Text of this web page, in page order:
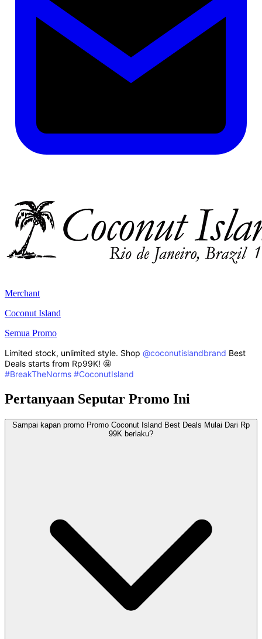
Merchant
Coconut Island
Semua Promo
Limited stock, unlimited style. Shop @coconutislandbrand Best
Deals starts from Rp99K! 🤩
#BreakTheNorms #CoconutIsland
Pertanyaan Seputar Promo Ini
Sampai kapan promo Promo Coconut Island Best Deals Mulai Dari Rp
99K berlaku?